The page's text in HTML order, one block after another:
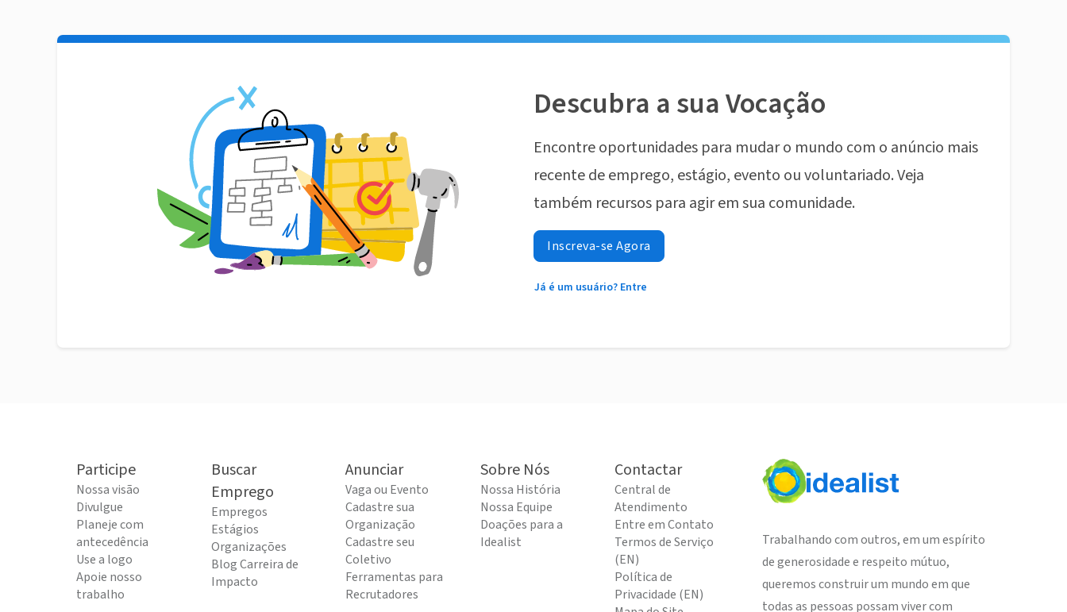
Descubra a sua Vocação
Encontre oportunidades para mudar o mundo com o anúncio mais
recente de emprego, estágio, evento ou voluntariado. Veja
também recursos para agir em sua comunidade.
Inscreva-se Agora
Já é um usuário? Entre
Participe
Nossa visão
Divulgue
Planeje com
antecedência
Use a logo
Apoie nosso
trabalho
Buscar
Emprego
Empregos
Estágios
Organizações
Blog Carreira de
Impacto
Anunciar
Vaga ou Evento
Cadastre sua
Organização
Cadastre seu
Coletivo
Ferramentas para
Recrutadores
Sobre Nós
Nossa História
Nossa Equipe
Doações para a
Idealist
Contactar
Central de
Atendimento
Entre em Contato
Termos de Serviço
(EN)
Política de
Privacidade (EN)
Trabalhando com outros, em um espírito
de generosidade e respeito mútuo,
queremos construir um mundo em que
todas as pessoas possam viver com